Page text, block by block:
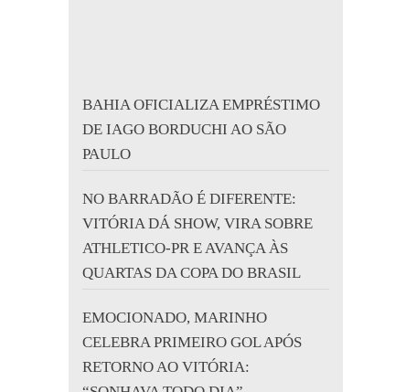
BAHIA OFICIALIZA EMPRÉSTIMO
DE IAGO BORDUCHI AO SÃO
PAULO
NO BARRADÃO É DIFERENTE:
VITÓRIA DÁ SHOW, VIRA SOBRE
ATHLETICO-PR E AVANÇA ÀS
QUARTAS DA COPA DO BRASIL
EMOCIONADO, MARINHO
CELEBRA PRIMEIRO GOL APÓS
RETORNO AO VITÓRIA: